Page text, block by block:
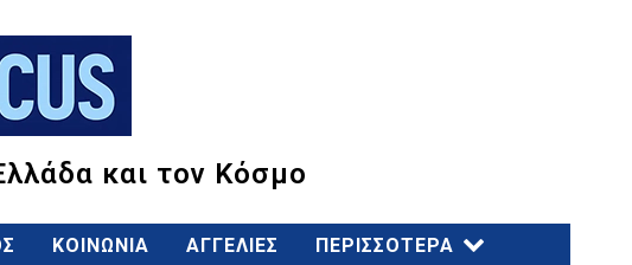
και τον Κόσμο
ΚΟΙΝΩΝΙΑ ΑΓΓΕΛΙΕΣ ΠΕΡΙΣΣΟΤΕΡΑ